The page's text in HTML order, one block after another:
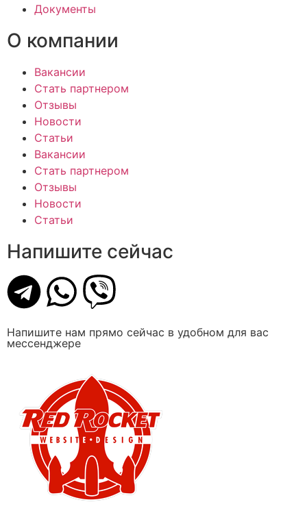
Документы
О компании
Вакансии
Стать партнером
Отзывы
Новости
Статьи
Вакансии
Стать партнером
Отзывы
Новости
Статьи
Напишите сейчас
Напишите нам прямо сейчас в удобном для вас
мессенджере